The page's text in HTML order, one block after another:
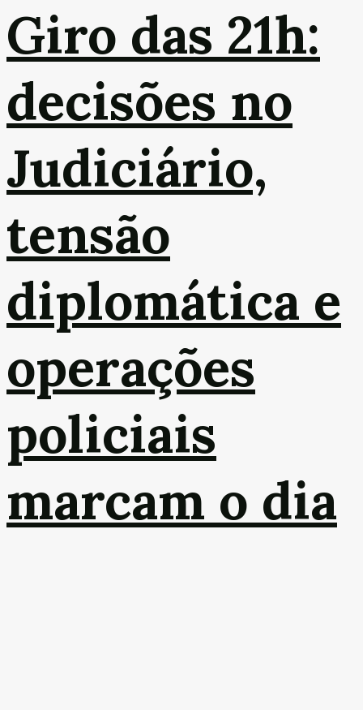
Giro das 21h:
decisões no
Judiciário,
tensão
diplomática e
operações
policiais
marcam o dia